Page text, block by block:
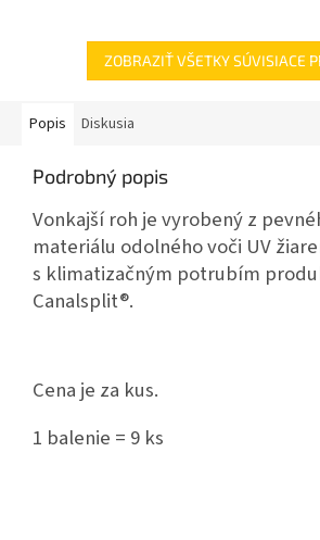
ZOBRAZIŤ VŠETKY SÚVISIACE
Popis Diskusia
Podrobný popis
Vonkajší roh je vyrobený z
materiálu odolného voči UV
s klimatizačným potrubím
Canalsplit®.
Cena je za kus.
1 balenie = 9 ks